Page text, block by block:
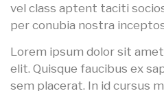
vel class aptent taciti
per conubia nostra
Lorem ipsum dolor sit
elit. Quisque faucibus ex
sem placerat. In id cursus